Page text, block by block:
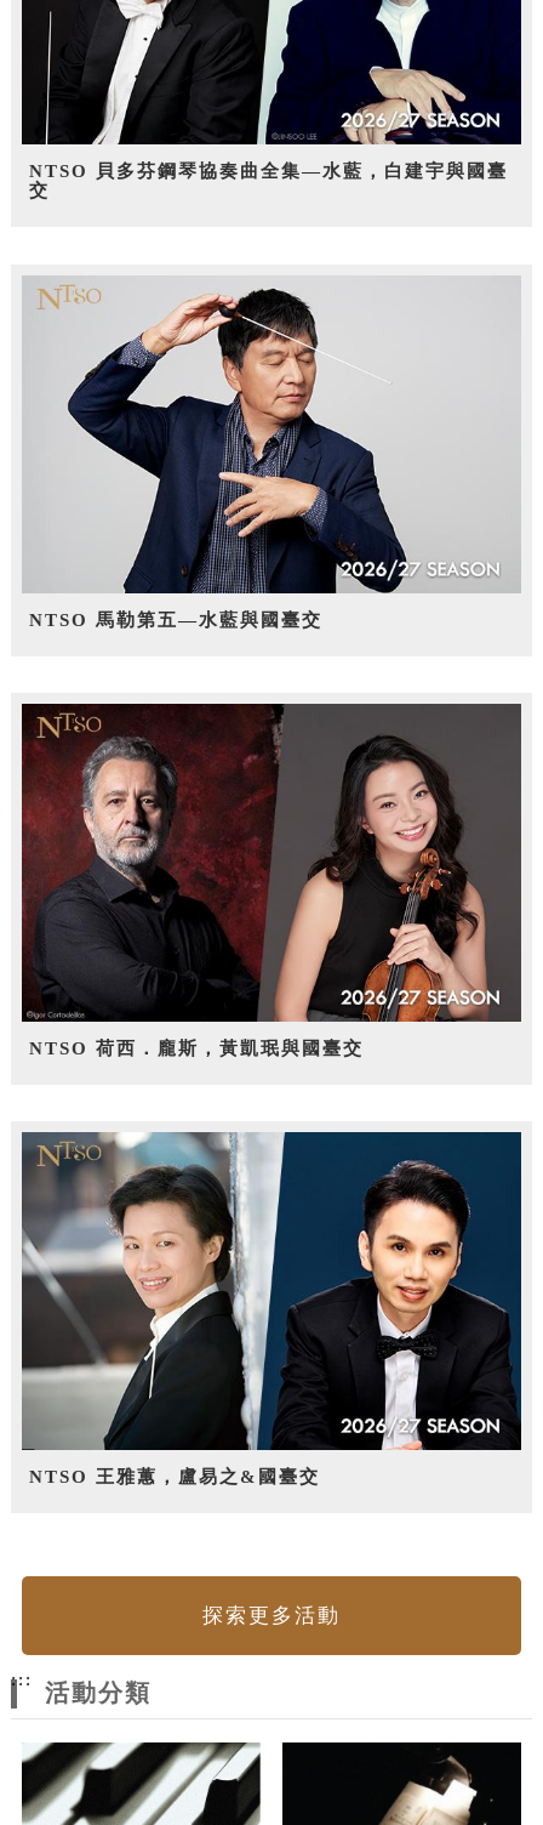
NTSO 貝多芬鋼琴協奏曲全集—水藍，白建宇與國臺
交
NTSO 馬勒第五—水藍與國臺交
NTSO 荷西．龐斯，黃凱珉與國臺交
NTSO 王雅蕙，盧易之&國臺交
探索更多活動
:::
活動分類